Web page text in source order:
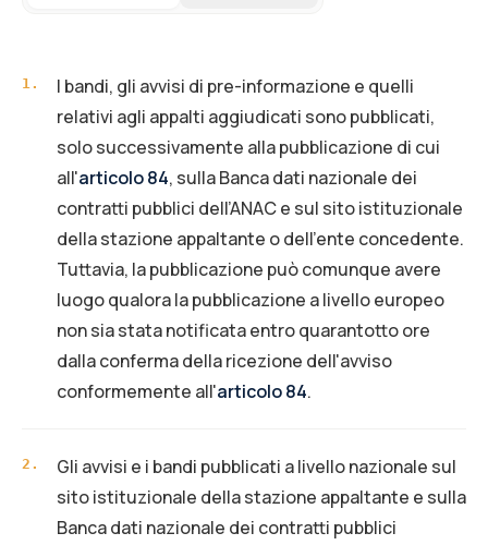
1.
I bandi, gli avvisi di pre-informazione e quelli
relativi agli appalti aggiudicati sono pubblicati,
solo successivamente alla pubblicazione di cui
all'articolo 84, sulla Banca dati nazionale dei
contratti pubblici dell’ANAC e sul sito istituzionale
della stazione appaltante o dell’ente concedente.
Tuttavia, la pubblicazione può comunque avere
luogo qualora la pubblicazione a livello europeo
non sia stata notificata entro quarantotto ore
dalla conferma della ricezione dell'avviso
conformemente all'articolo 84.
2 .
Gli avvisi e i bandi pubblicati a livello nazionale sul
sito istituzionale della stazione appaltante e sulla
Banca dati nazionale dei contratti pubblici